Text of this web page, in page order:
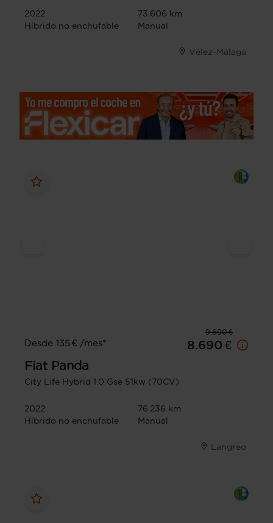
2022
73.606 km
Híbrido no enchufable
Manual
Vélez-Málaga
9.690 €
Desde 135 € /mes*
8.690 €
Fiat Panda
City Life Hybrid 1.0 Gse 51kw (70CV)
2022
76.236 km
Híbrido no enchufable
Manual
Langreo